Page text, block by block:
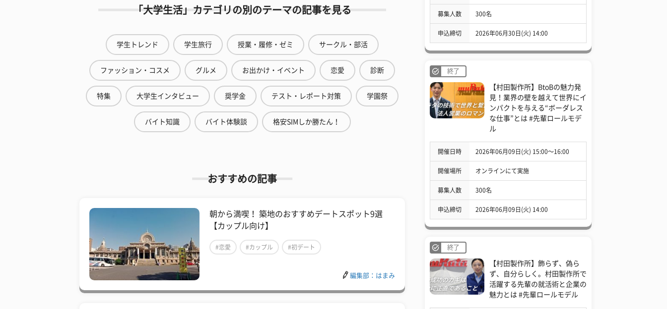
「大学生活」カテゴリの別のテーマの記事を見る
学生トレンド 学生旅行 授業・履修・ゼミ サークル・部活
ファッション・コスメ グルメ お出かけ・イベント 恋愛 診断
特集 大学生インタビュー 奨学金 テスト・レポート対策 学園祭
バイト知識 バイト体験談 格安SIMしか勝たん！
おすすめの記事
朝から満喫！ 築地のおすすめデートスポット9選
【カップル向け】
#恋愛 #カップル #初デート
編集部：はまみ
募集人数 300名
申込締切 2026年06月30日(火) 14:00
終了
【村田製作所】BtoBの魅力発
見！業界の壁を越えて世界にイ
ンパクトを与える“ボーダレス
な仕事”とは #先輩ロールモデ
ル
開催日時 2026年06月09日(火) 15:00〜16:00
開催場所 オンラインにて実施
募集人数 300名
申込締切 2026年06月09日(火) 14:00
終了
【村田製作所】飾らず、偽ら
ず、自分らしく。村田製作所で
活躍する先輩の就活術と企業の
魅力とは #先輩ロールモデル